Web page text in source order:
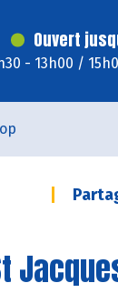
Ouvert
- 13h00 /